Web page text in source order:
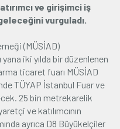
Galeri
ve girişimci iş
vurguladı.
(MÜSİAD)
iki yılda bir düzenlenen
ticaret fuarı MÜSİAD
TÜYAP İstanbul Fuar ve
25 bin metrekarelik
ve katılımcının
ayrıca D8 Büyükelçiler